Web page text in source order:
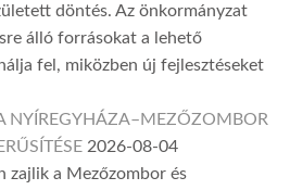
döntés. Az önkormányzat
álló forrásokat a lehető
fel, miközben új fejlesztéseket
NYÍREGYHÁZA–MEZŐZOMBOR
2026-08-04
zajlik a Mezőzombor és